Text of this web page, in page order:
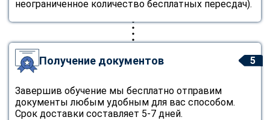
неограниченное количество бесплатных пересдач).
5
Получение документов
Завершив обучение мы бесплатно отправим
документы любым удобным для вас способом.
Срок доставки составляет 5-7 дней.